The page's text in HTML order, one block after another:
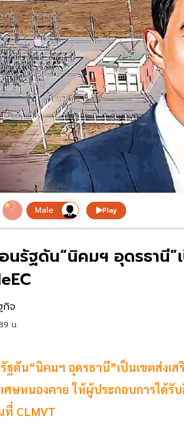
Play
นรัฐดัน“นิคมฯ อุดรธานี”
กิจ
น.
ฐดัน“นิคมฯ อุดรธานี”เป็นเขตส่งเส
ศษหนองคาย ให้ผู้ประกอบการได้รั
CLMVT